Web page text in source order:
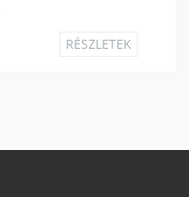
RÉSZLETEK